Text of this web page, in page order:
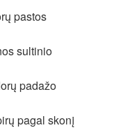
pastos
sultinio
padažo
pagal skonį